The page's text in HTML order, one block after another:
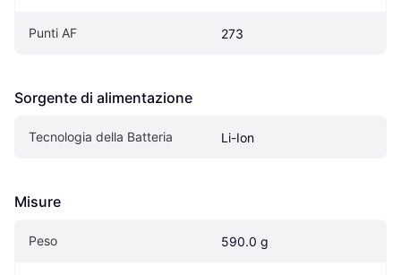
Punti AF 273
Sorgente di alimentazione
Tecnologia della Batteria Li-Ion
Misure
Peso 590.0 g